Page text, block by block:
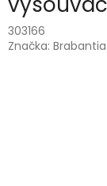
303166
Značka: Brabantia